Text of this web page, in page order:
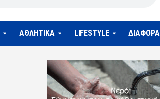
ΑΘΛΗΤΙΚΑ LIFESTYLE ΔΙΑΦΟΡΑ